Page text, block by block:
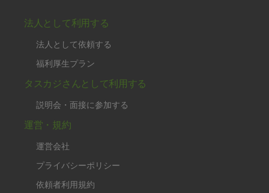
法人として利用する
法人として依頼する
福利厚生プラン
タスカジさんとして利用する
説明会・面接に参加する
運営・規約
運営会社
プライバシーポリシー
依頼者利用規約